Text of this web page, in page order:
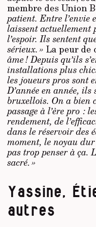
membre des Union
patient. Entre l’envie
laissent actuellement
l’espoir. Ils sentent
sérieux. » La peur de
âme ! Depuis qu’ils
installations plus
les joueurs pros sont
D’année en année,
bruxellois. On a bien
passage à l’ère pro :
rendement, de
dans le réservoir des
moment, le noyau
pas trop penser à ça.
sacré. »
Yassine,
autres